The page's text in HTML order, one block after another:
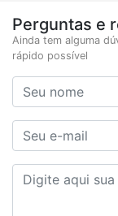
Perguntas e
Ainda tem alguma
rápido possível